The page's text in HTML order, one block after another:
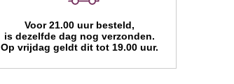
Voor 21.00 uur besteld,
is dezelfde dag nog verzonden.
Op vrijdag geldt dit tot 19.00 uur.